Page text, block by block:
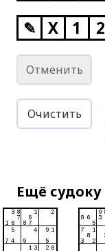
✎ X 1 2
Отменить
Очистить
Ещё судоку